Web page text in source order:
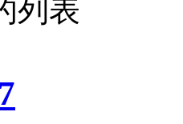
列表